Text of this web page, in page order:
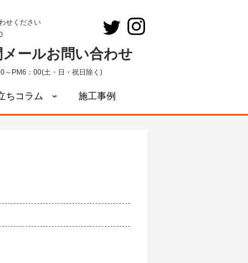
せください
メールお問い合わせ
～PM6：00(土・日・祝日除く)
ちコラム 施工事例